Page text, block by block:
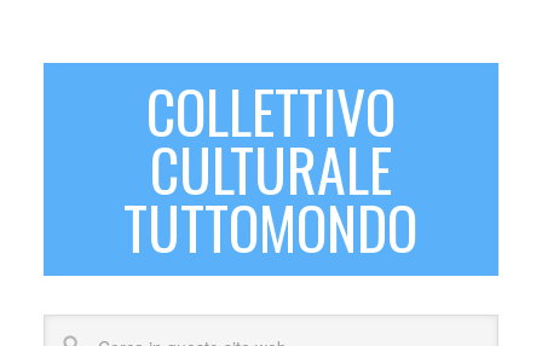
COLLETTIVO
CULTURALE
TUTTOMONDO